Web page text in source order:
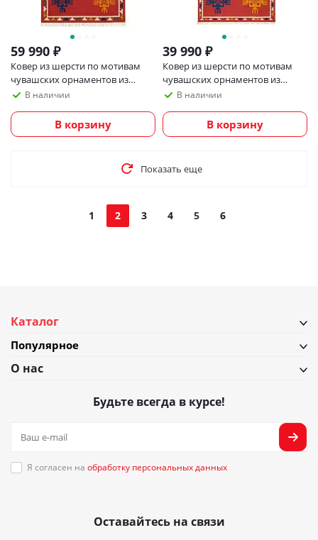
59 990 ₽
Ковер из шерсти по мотивам
чувашских орнаментов из
коллекции cultural heritage,
В наличии
В корзину
39 990 ₽
Ковер из шерсти по мотивам
чувашских орнаментов из
коллекции cultural heritage,
В наличии
В корзину
Показать еще
1 2 3 4 5 6
Каталог
Популярное
О нас
Будьте всегда в курсе!
Я согласен на обработку персональных данных
Оставайтесь на связи